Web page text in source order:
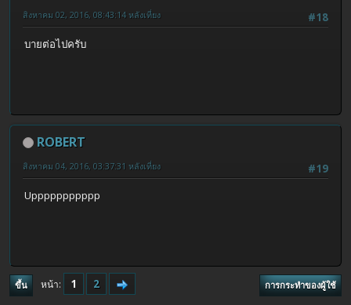
#18
สิงหาคม 02, 2016, 08:43:14 หลังเที่ยง
บายต่อไปครับ
ROBERT
#19
สิงหาคม 04, 2016, 03:37:31 หลังเที่ยง
Uppppppppppp
ขึ้น หน้า 1 2 การกระทำของผู้ใช้